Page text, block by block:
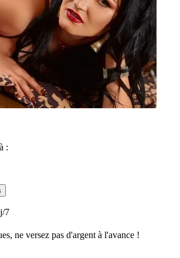
:
7
ne versez pas d'argent à l'avance !